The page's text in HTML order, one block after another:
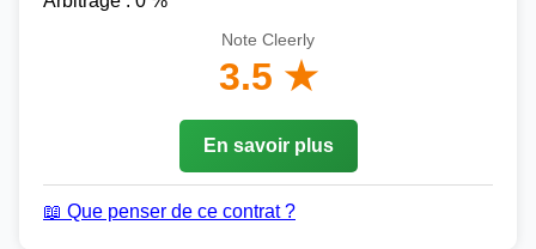
Note Cleerly
3.5 ★
En savoir plus
📖 Que penser de ce contrat ?